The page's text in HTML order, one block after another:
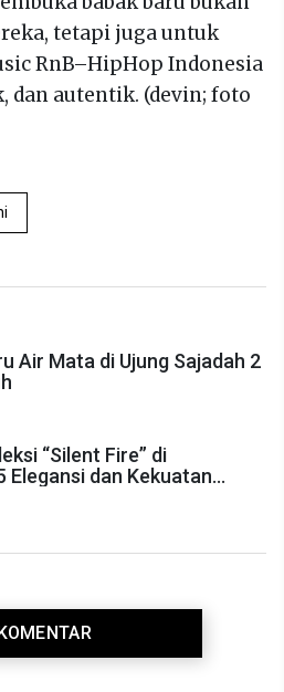
tetapi juga untuk
RnB–HipHop Indonesia
dan autentik. (devin; foto
Air Mata di Ujung Sajadah 2
“Silent Fire” di
Elegansi dan Kekuatan